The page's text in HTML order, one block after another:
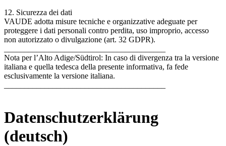
12. Sicurezza dei dati
VAUDE adotta misure tecniche e organizzative adeguate per
proteggere i dati personali contro perdita, uso improprio, accesso
non autorizzato o divulgazione (art. 32 GDPR).
Nota per l’Alto Adige/Südtirol: In caso di divergenza tra la versione
italiana e quella tedesca della presente informativa, fa fede
esclusivamente la versione italiana.
Datenschutzerklärung
(deutsch)